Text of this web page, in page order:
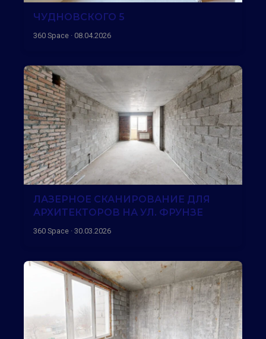
ЧУДНОВСКОГО 5
360 Space · 08.04.2026
ЛАЗЕРНОЕ СКАНИРОВАНИЕ ДЛЯ
АРХИТЕКТОРОВ НА УЛ. ФРУНЗЕ
360 Space · 30.03.2026